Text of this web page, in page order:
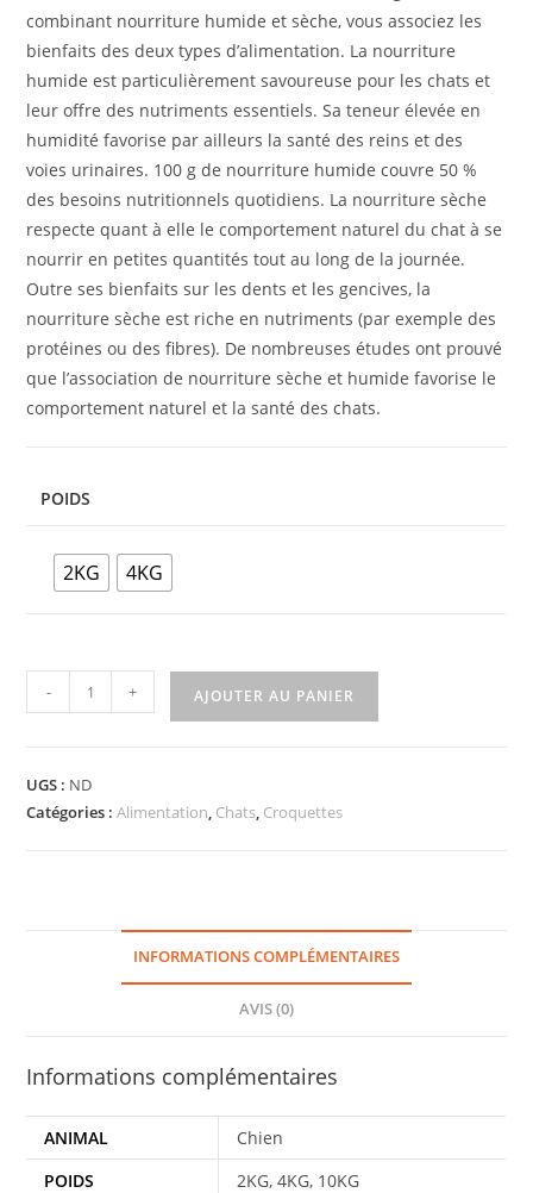
combinant nourriture humide et sèche, vous associez les
bienfaits des deux types d’alimentation. La nourriture
humide est particulièrement savoureuse pour les chats et
leur offre des nutriments essentiels. Sa teneur élevée en
humidité favorise par ailleurs la santé des reins et des
voies urinaires. 100 g de nourriture humide couvre 50 %
des besoins nutritionnels quotidiens. La nourriture sèche
respecte quant à elle le comportement naturel du chat à se
nourrir en petites quantités tout au long de la journée.
Outre ses bienfaits sur les dents et les gencives, la
nourriture sèche est riche en nutriments (par exemple des
protéines ou des fibres). De nombreuses études ont prouvé
que l’association de nourriture sèche et humide favorise le
comportement naturel et la santé des chats.
POIDS
2KG 4KG
- + AJOUTER AU PANIER
UGS : ND
Catégories :Alimentation, Chats, Croquettes
INFORMATIONS COMPLÉMENTAIRES
AVIS (0)
Informations complémentaires
ANIMAL
Chien
POIDS
2KG, 4KG, 10KG